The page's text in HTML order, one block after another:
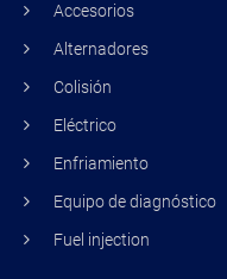
Accesorios
Alternadores
Colisión
Eléctrico
Enfriamiento
Equipo de diagnóstico
Fuel injection